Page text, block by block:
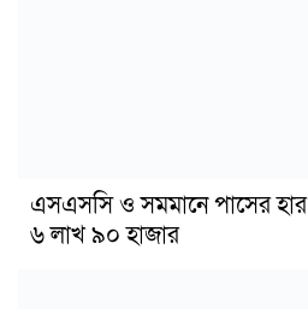
এসএসসি ও সমমানে পাসের
৬ লাখ ৯০ হাজার